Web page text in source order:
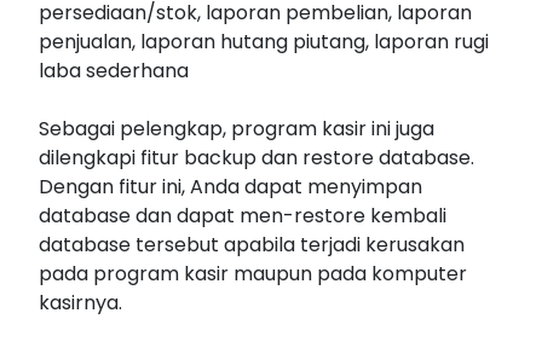
persediaan/stok, laporan pembelian, laporan
penjualan, laporan hutang piutang, laporan rugi
laba sederhana
Sebagai pelengkap, program kasir ini juga
dilengkapi fitur backup dan restore database.
Dengan fitur ini, Anda dapat menyimpan
database dan dapat men-restore kembali
database tersebut apabila terjadi kerusakan
pada program kasir maupun pada komputer
kasirnya.